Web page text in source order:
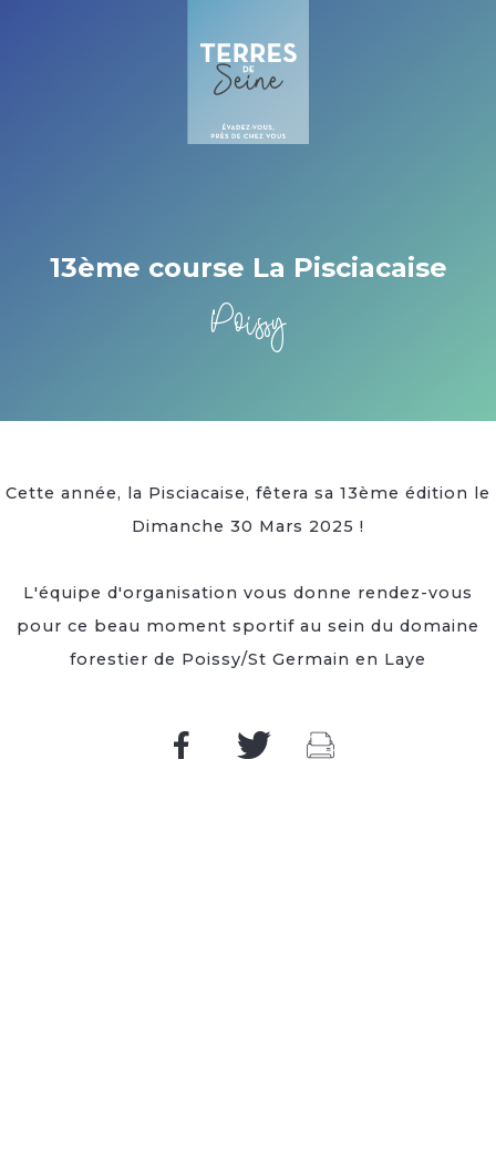
13ème course La Pisciacaise
Poissy
Cette année, la Pisciacaise, fêtera sa 13ème édition le
Dimanche 30 Mars 2025 !
L'équipe d'organisation vous donne rendez-vous
pour ce beau moment sportif au sein du domaine
forestier de Poissy/St Germain en Laye